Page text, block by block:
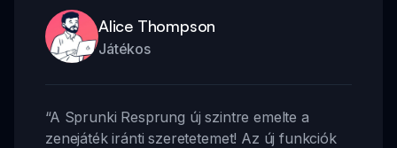
Alice Thompson
Játékos
“A Sprunki Resprung új szintre emelte a
zenejáték iránti szeretetemet! Az új funkciók